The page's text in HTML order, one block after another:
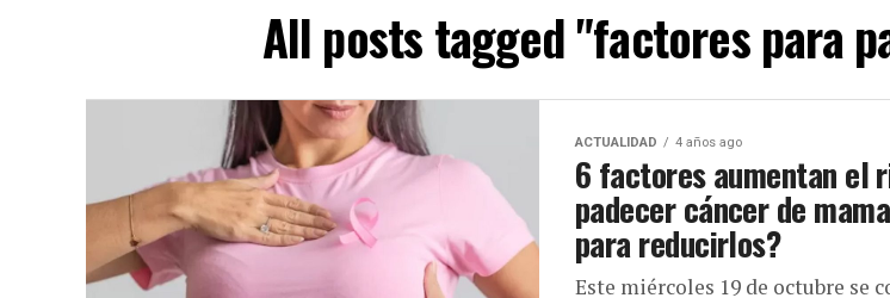
All posts tagged "factores para
ACTUALIDAD 4 años ago
6 factores aumentan el
padecer cáncer de
para reducirlos?
Este miércoles 19 de octubre se